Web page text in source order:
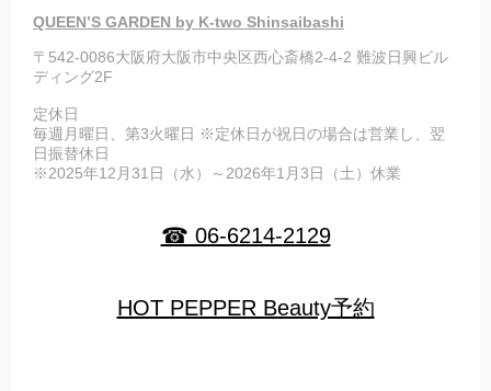
QUEEN’S GARDEN by K-two Shinsaibashi
〒542-0086大阪府大阪市中央区西心斎橋2-4-2 難波日興ビル
ディング2F
定休日
毎週月曜日、第3火曜日 ※定休日が祝日の場合は営業し、翌
日振替休日
※2025年12月31日（水）～2026年1月3日（土）休業
☎ 06-6214-2129
HOT PEPPER Beauty予約